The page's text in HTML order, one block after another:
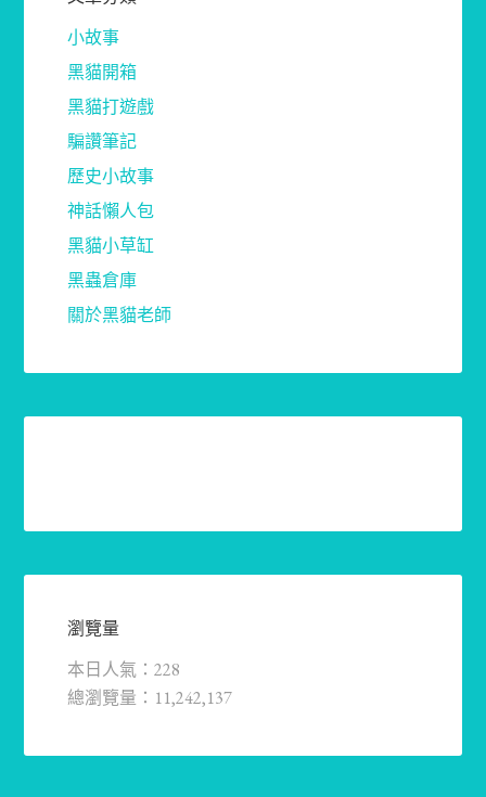
小故事
黑貓開箱
黑貓打遊戲
騙讚筆記
歷史小故事
神話懶人包
黑貓小草缸
黑蟲倉庫
關於黑貓老師
瀏覽量
本日人氣：228
總瀏覽量：11,242,137